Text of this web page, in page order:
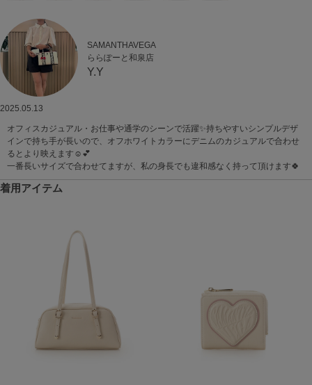
SAMANTHAVEGA
ららぽーと和泉店
Y.Y
2025.05.13
オフィスカジュアル・お仕事や通学のシーンで活躍✨持ちやすいシンプルデザ
インで持ち手が長いので、オフホワイトカラーにデニムのカジュアルで合わせ
るとより映えます☺️💕
一番長いサイズで合わせてますが、私の身長でも違和感なく持って頂けます🍀
着用アイテム